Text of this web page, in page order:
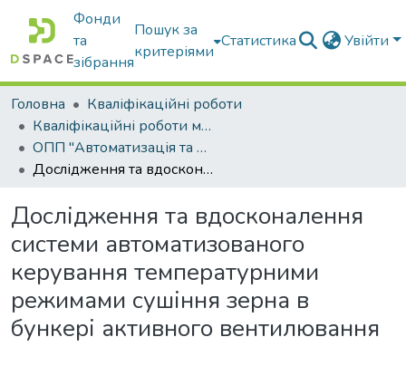
Фонди
та
зібрання
Пошук за
критеріями
Статистика Увійти
Головна
Кваліфікаційні роботи
Кваліфікаційні роботи магістрів
ОПП "Автоматизація та комп’ютерно-інтегровані технології"
Дослідження та вдосконалення системи автоматизованого керування температурними режимами сушіння зерна в бункері активного вентилювання
Дослідження та вдосконалення
системи автоматизованого
керування температурними
режимами сушіння зерна в
бункері активного вентилювання